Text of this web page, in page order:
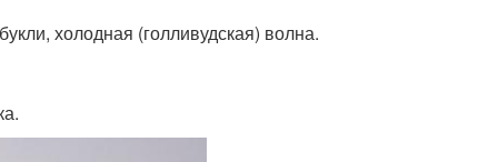
холодная (голливудская) волна.